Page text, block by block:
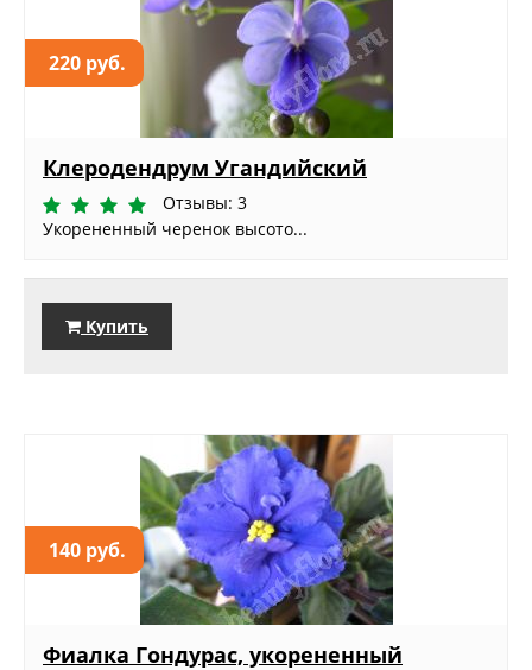
220 руб.
Клеродендрум Угандийский
Отзывы: 3
Укорененный черенок высото...
Купить
140 руб.
Фиалка Гондурас, укорененный